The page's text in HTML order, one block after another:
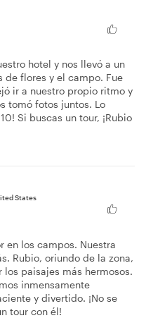
hotel y nos llevó a un
flores y el campo. Fue
ir a nuestro propio ritmo y
tomó fotos juntos. Lo
Si buscas un tour, ¡Rubio
States
en los campos. Nuestra
Rubio, oriundo de la zona,
paisajes más hermosos.
inmensamente
y divertido. ¡No se
tour con él!